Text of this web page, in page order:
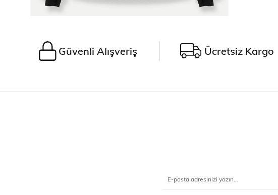
Güvenli Alışveriş Ücretsiz Kargo